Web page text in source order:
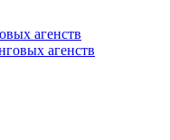
агенств
агенств